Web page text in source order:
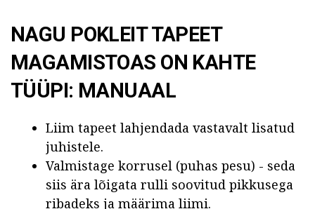
NAGU POKLEIT TAPEET
MAGAMISTOAS ON KAHTE
TÜÜPI: MANUAAL
Liim tapeet lahjendada vastavalt lisatud
juhistele.
Valmistage korrusel (puhas pesu) - seda
siis ära lõigata rulli soovitud pikkusega
ribadeks ja määrima liimi.